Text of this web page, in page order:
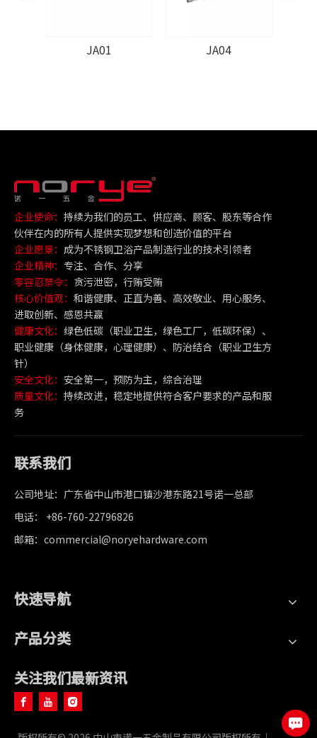
JA01 JA04
企业使命： 持续为我们的员工、供应商、顾客、股东等合作
伙伴在内的所有人提供实现梦想和创造价值的平台
企业愿景： 成为不锈钢卫浴产品制造行业的技术引领者
企业精神： 专注、合作、分享
零容忍禁令： 贪污泄密，行贿受贿
核心价值观： 和谐健康、正直为善、高效敬业、用心服务、
进取创新、感恩共赢
健康文化： 绿色低碳（职业卫生，绿色工厂，低碳环保）、
职业健康（身体健康，心理健康）、防治结合（职业卫生方
针）
安全文化： 安全第一，预防为主，综合治理
质量文化： 持续改进，稳定地提供符合客户要求的产品和服
务
联系我们
公司地址：广东省中山市港口镇沙港东路21号诺一总部
电话： +86-760-22796826
邮箱：commercial@noryehardware.com
快速导航
产品分类
关注我们最新资讯